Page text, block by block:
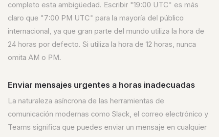
completo esta ambigüedad. Escribir "19:00 UTC" es más
claro que "7:00 PM UTC" para la mayoría del público
internacional, ya que gran parte del mundo utiliza la hora de
24 horas por defecto. Si utiliza la hora de 12 horas, nunca
omita AM o PM.
Enviar mensajes urgentes a horas inadecuadas
La naturaleza asíncrona de las herramientas de
comunicación modernas como Slack, el correo electrónico y
Teams significa que puedes enviar un mensaje en cualquier